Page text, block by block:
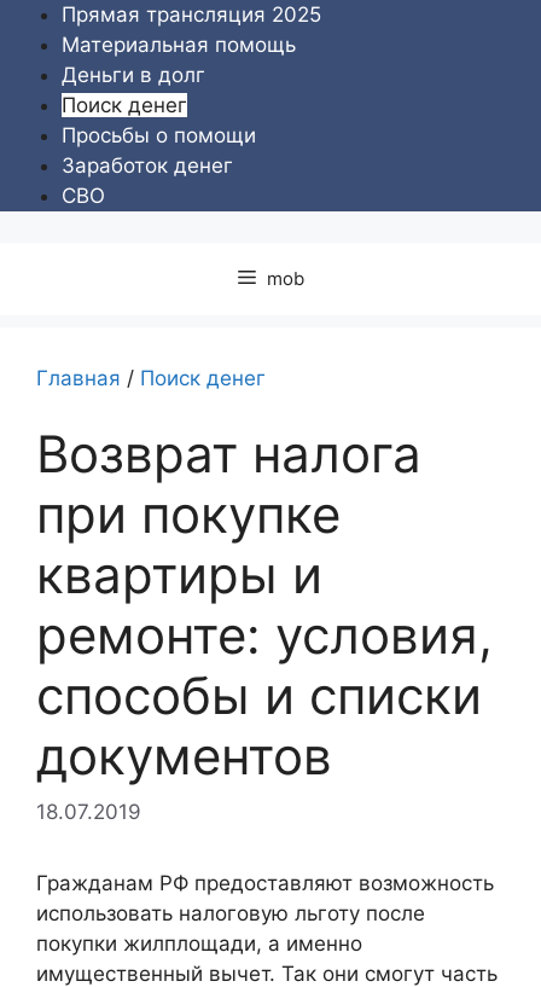
Перейти
содержимому
Прямая трансляция 2025
Материальная помощь
Деньги в долг
Поиск денег
Просьбы о помощи
Заработок денег
СВО
mob
Главная / Поиск денег
Возврат налога
при покупке
квартиры и
ремонте: условия,
способы и списки
документов
18.07.2019
Гражданам РФ предоставляют возможность
использовать налоговую льготу после
покупки жилплощади, а именно
имущественный вычет. Так они смогут часть